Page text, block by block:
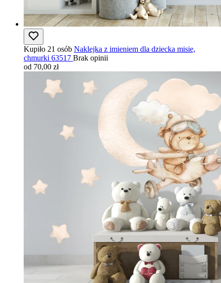
Kupiło 21 osób Naklejka z imieniem dla dziecka misie,
chmurki 63517 Brak opinii
od 70,00 zł